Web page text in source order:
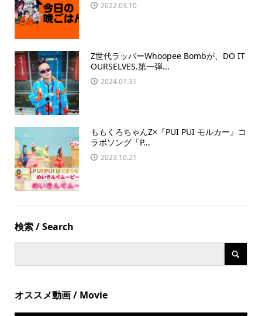
2022.03.10
Z世代ラッパーWhoopee Bombが、DO IT
OURSELVES.第一弾...
2024.07.31
ももくろちゃんZ×『PUI PUI モルカー』コ
ラボソング「P...
2023.10.21
検索 / Search
オススメ動画 / Movie